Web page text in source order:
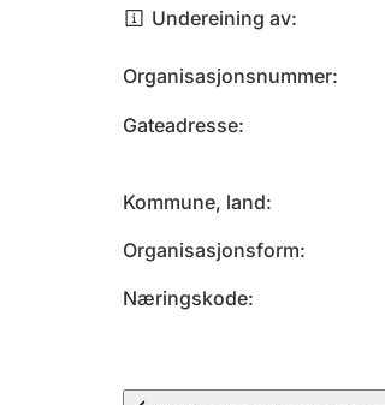
Undereining av
Organisasjonsnummer
Gateadresse
Kommune, land
Organisasjonsform
Næringskode